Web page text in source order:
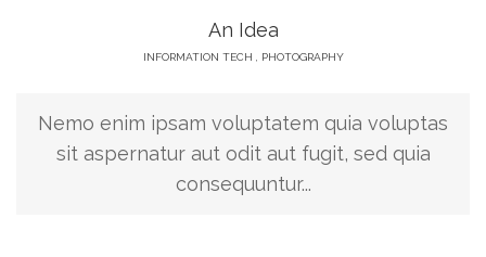
An Idea
INFORMATION TECH , PHOTOGRAPHY
Nemo enim ipsam voluptatem quia voluptas
sit aspernatur aut odit aut fugit, sed quia
consequuntur...